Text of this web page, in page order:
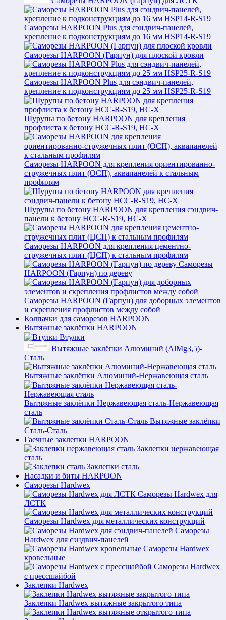
Саморезы HARPOON Plus для сэндвич-панелей,
крепление к подконструкциям до 16 мм HSP14-R-S19
Саморезы HARPOON (Гарпун) для плоской кровли
Саморезы HARPOON Plus для сэндвич-панелей,
крепление к подконструкциям до 25 мм HSP25-R-S19
Шурупы по бетону HARPOON для крепления
профлиста к бетону HCC-R-S19, HC-X
Саморезы HARPOON для крепления ориентированно-
стружечных плит (ОСП), аквапанелей к стальным
профилям
Шурупы по бетону HARPOON для крепления сэндвич-
панели к бетону HCC-R-S19, HC-X
Саморезы HARPOON для крепления цементно-
стружечных плит (ЦСП) к стальным профилям
Саморезы
HARPOON (Гарпун) по дереву
Саморезы HARPOON (Гарпун) для доборных элементов
и скрепления профлистов между собой
Колпачки для саморезов HARPOON
Вытяжные заклёпки HARPOON
Втулки
Вытяжные заклёпки Алюминий (AlMg3,5)-
Сталь
Вытяжные заклёпки Алюминий-Нержавеющая сталь
Вытяжные заклёпки Нержавеющая сталь-Нержавеющая
сталь
Вытяжные заклёпки
Сталь-Сталь
Гаечные заклепки HARPOON
Заклепки нержавеющая
сталь
Заклепки сталь
Насадки и биты HARPOON
Саморезы Hardwex
Саморезы Hardwex для
ЛСТК
Саморезы Hardwex для металлических конструкций
Саморезы
Hardwex для сэндвич-панелей
Саморезы Hardwex
кровельные
Саморезы Hardwex
с прессшайбой
Заклепки Hardwex
Заклепки Hardwex вытяжные закрытого типа